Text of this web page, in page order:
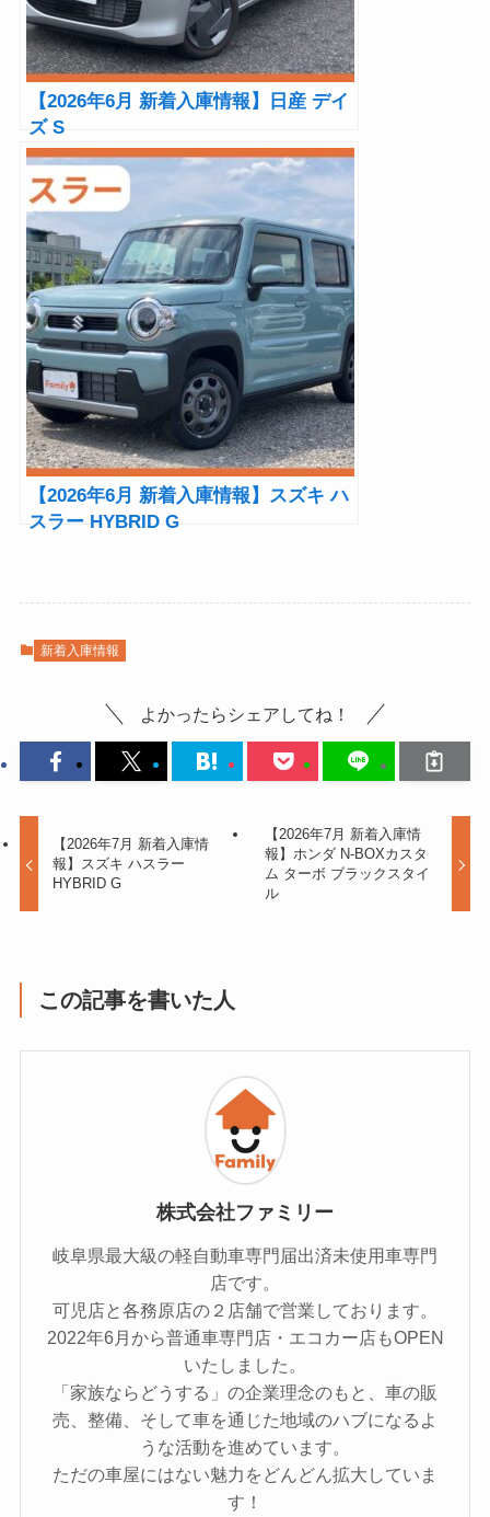
【2026年6月 新着入庫情報】日産 デイ
ズ S
【2026年6月 新着入庫情報】スズキ ハ
スラー HYBRID G
新着入庫情報
よかったらシェアしてね！
【2026年7月 新着入庫情
報】スズキ ハスラー
HYBRID G
【2026年7月 新着入庫情
報】ホンダ N-BOXカスタ
ム ターボ ブラックスタイ
ル
この記事を書いた人
株式会社ファミリー
岐阜県最大級の軽自動車専門届出済未使用車専門
店です。
可児店と各務原店の２店舗で営業しております。
2022年6月から普通車専門店・エコカー店もOPEN
いたしました。
「家族ならどうする」の企業理念のもと、車の販
売、整備、そして車を通じた地域のハブになるよ
うな活動を進めています。
ただの車屋にはない魅力をどんどん拡大していま
す！